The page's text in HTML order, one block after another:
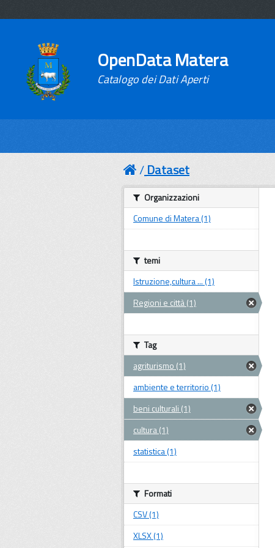
OpenData Matera
Catalogo dei Dati Aperti
Dataset
Organizzazioni
Comune di Matera (1)
temi
Istruzione,cultura ... (1)
Regioni e città (1)
Tag
agriturismo (1)
ambiente e territorio (1)
beni culturali (1)
cultura (1)
statistica (1)
Formati
CSV (1)
XLSX (1)